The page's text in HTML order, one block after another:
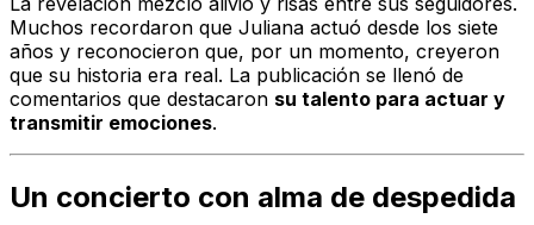
Muchos recordaron que Juliana actuó desde los siete
años y reconocieron que, por un momento, creyeron
que su historia era real. La publicación se llenó de
comentarios que destacaron su talento para actuar y
transmitir emociones.
Un concierto con alma de despedida